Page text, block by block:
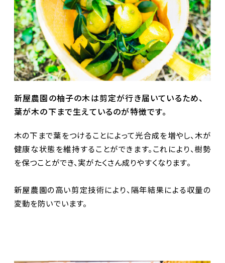
新屋農園の柚子の木は剪定が行き届いているため、
葉が木の下まで生えているのが特徴です。
木の下まで葉をつけることによって光合成を増やし、木が
健康な状態を維持することができます。これにより、樹勢
を保つことができ、実がたくさん成りやすくなります。
新屋農園の高い剪定技術により、隔年結果による収量の
変動を防いでいます。